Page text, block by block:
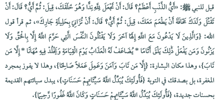
قيل للنبي ﷺ: «أَيُّ الذَّنْبِ أَعْظَمُ؟ قَالَ: أَنْ تَجْعَلَ لِلَّهِ نِدًّا وَهُوَ خَلَقَكَ، قِيلَ: ثُمَّ أَيُّ؟ قَالَ: أَنْ
تَقْتُلَ وَلَدَكَ مَخَافَةَ أَنْ يَطْعَمَ مَعَكَ، قِيلَ: ثُمَّ أَيُّ؟ قَالَ: أَنْ تُزَانِيَ بِحَلِيلَةِ جَارِكَ»، ثم قرأ قول
الله: {وَالَّذِينَ لَا يَدْعُونَ مَعَ اللَّهِ إِلَهًا آخَرَ وَلَا يَقْتُلُونَ النَّفْسَ الَّتِي حَرَّمَ اللَّهُ إِلَّا بِالْحَقِّ وَلَا
يَزْنُونَ وَمَن يَفْعَلْ ذَٰلِكَ يَلْقَ أَثَامًا * يُضَاعَفْ لَهُ الْعَذَابُ يَوْمَ الْقِيَامَةِ وَيَخْلُدْ فِيهِ مُهَانًا * إِلَّا مَن
تَابَ}، وهذا مكان البشارة: {إِلَّا مَن تَابَ وَآمَنَ وَعَمِلَ عَمَلًا صَالِحًا}، وهذا لا يفوز بمجرد
المغفرة، بل بصدقك في التوبة {فَأُولَئِكَ يُبَدِّلُ اللَّهُ سَيِّئَاتِهِمْ حَسَنَاتٍ}، يبدل سيائتهم القديمة
بحسنات جديدة، {فَأُولَئِكَ يُبَدِّلُ اللَّهُ سَيِّئَاتِهِمْ حَسَنَاتٍ وَكَانَ اللَّهُ غَفُورًا رَّحِيمًا}.